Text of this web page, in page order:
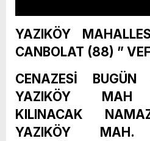
YAZIKÖY
CANBOLAT (88) ”
CENAZESİ
YAZIKÖY MAH
KILINACAK
YAZIKÖY MAH.